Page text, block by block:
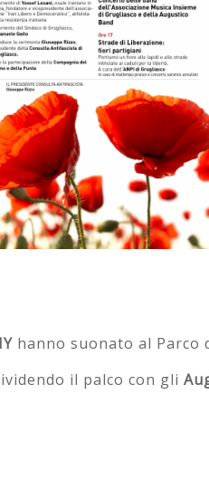
hanno suonato al Parco
il palco con gli